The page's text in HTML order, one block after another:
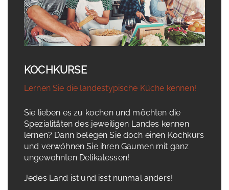
KOCHKURSE
Lernen Sie die landestypische Küche kennen!
Sie lieben es zu kochen und möchten die
Spezialitäten des jeweiligen Landes kennen
lernen? Dann belegen Sie doch einen Kochkurs
und verwöhnen Sie ihren Gaumen mit ganz
ungewohnten Delikatessen!
Jedes Land ist und isst nunmal anders!